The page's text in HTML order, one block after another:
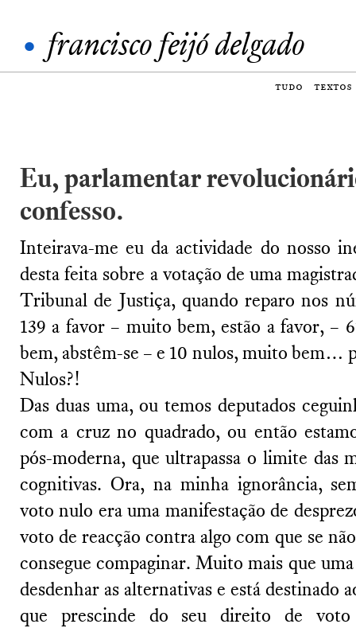
• francisco feijó delgado
tudo textos
Eu, parlamentar
confesso.
Inteirava-me eu da actividade do nosso
desta feita sobre a votação de uma
Tribunal de Justiça, quando reparo nos
139 a favor – muito bem, estão a favor, –
bem, abstêm-se – e 10 nulos, muito bem…
Nulos?!
Das duas uma, ou temos deputados
com a cruz no quadrado, ou então
pós-moderna, que ultrapassa o limite das
cognitivas. Ora, na minha ignorância,
voto nulo era uma manifestação de
voto de reacção contra algo com que se
consegue compaginar. Muito mais que
desdenhar as alternativas e está destinado
que prescinde do seu direito de